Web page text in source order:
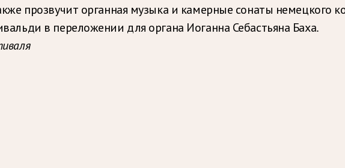
прозвучит органная музыка и камерные сонаты немецкого
в переложении для органа Иоганна Себастьяна Баха.